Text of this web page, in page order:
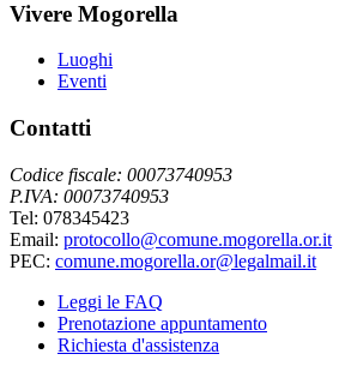
Vivere Mogorella
Luoghi
Eventi
Contatti
Codice fiscale: 00073740953
P.IVA: 00073740953
Tel: 078345423
Email: protocollo@comune.mogorella.or.it
PEC: comune.mogorella.or@legalmail.it
Leggi le FAQ
Prenotazione appuntamento
Richiesta d'assistenza